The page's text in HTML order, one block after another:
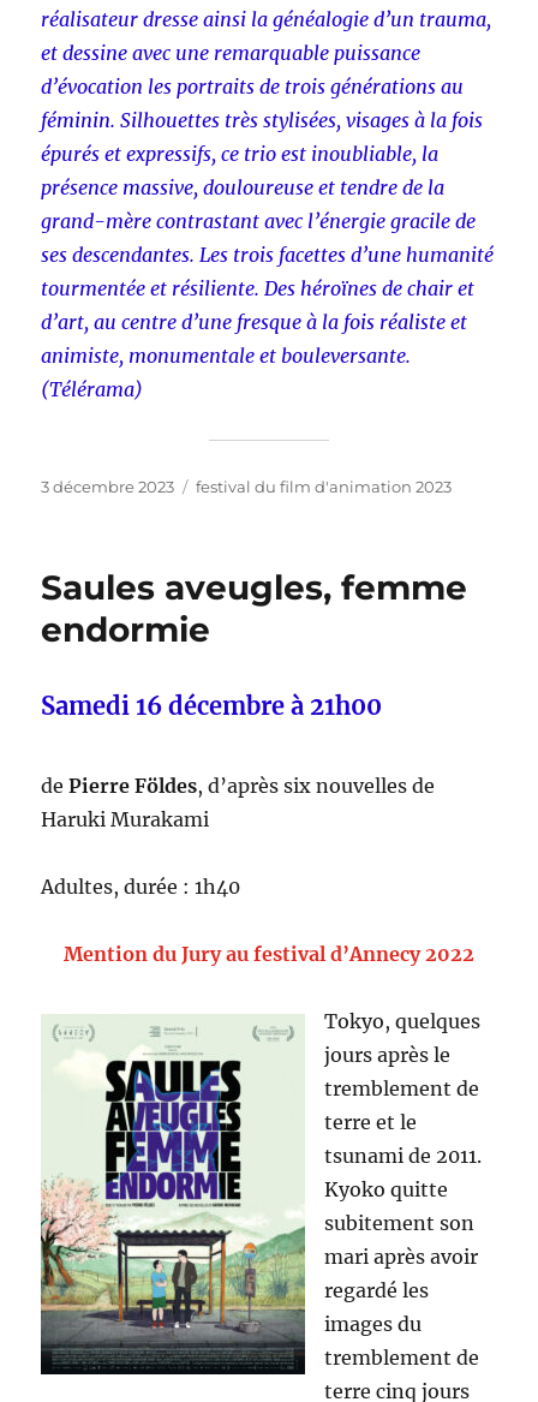
réalisateur dresse ainsi la généalogie d’un trauma,
et dessine avec une remarquable puissance
d’évocation les portraits de trois générations au
féminin. Silhouettes très stylisées, visages à la fois
épurés et expressifs, ce trio est inoubliable, la
présence massive, douloureuse et tendre de la
grand-mère contrastant avec l’énergie gracile de
ses descendantes. Les trois facettes d’une humanité
tourmentée et résiliente. Des héroïnes de chair et
d’art, au centre d’une fresque à la fois réaliste et
animiste, monumentale et bouleversante.
(Télérama)
Publié
3 décembre 2023 Catégories
festival du film d'animation 2023
Saules aveugles, femme
endormie
Samedi 16 décembre à 21h00
dePierre Földes, d’après six nouvelles de
Haruki Murakami
Adultes, durée : 1h40
Mention du Jury au festival d’Annecy 2022
Tokyo, quelques
jours après le
tremblement de
terre et le
tsunami de 2011.
Kyoko quitte
subitement son
mari après avoir
regardé les
images du
tremblement de
terre cinq jours